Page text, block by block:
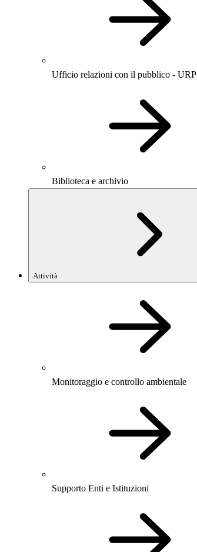
Ufficio relazioni con il pubblico - URP
Biblioteca e archivio
Attività
Monitoraggio e controllo ambientale
Supporto Enti e Istituzioni